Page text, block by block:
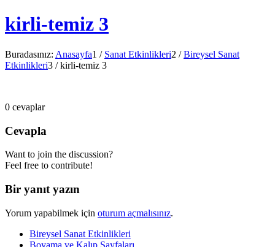
kirli-temiz 3
Buradasınız: Anasayfa1 / Sanat Etkinlikleri2 / Bireysel Sanat
Etkinlikleri3 / kirli-temiz 3
0 cevaplar
Cevapla
Want to join the discussion?
Feel free to contribute!
Bir yanıt yazın
Yorum yapabilmek için oturum açmalısınız.
Bireysel Sanat Etkinlikleri
Boyama ve Kalıp Sayfaları